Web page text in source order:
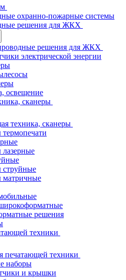
охранно-пожарные системы
решения для ЖКХ
решения для ЖКХ
электрической энергии
освещение
сканеры
техника, сканеры
матричные
решения
техники
печатающей техники
наборы
и крышки